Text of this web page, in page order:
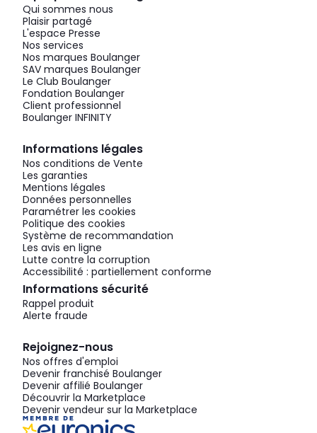
Qui sommes nous
Plaisir partagé
L'espace Presse
Nos services
Nos marques Boulanger
SAV marques Boulanger
Le Club Boulanger
Fondation Boulanger
Client professionnel
Boulanger INFINITY
Informations légales
Nos conditions de Vente
Les garanties
Mentions légales
Données personnelles
Paramétrer les cookies
Politique des cookies
Système de recommandation
Les avis en ligne
Lutte contre la corruption
Accessibilité : partiellement conforme
Informations sécurité
Rappel produit
Alerte fraude
Rejoignez-nous
Nos offres d'emploi
Devenir franchisé Boulanger
Devenir affilié Boulanger
Découvrir la Marketplace
Devenir vendeur sur la Marketplace